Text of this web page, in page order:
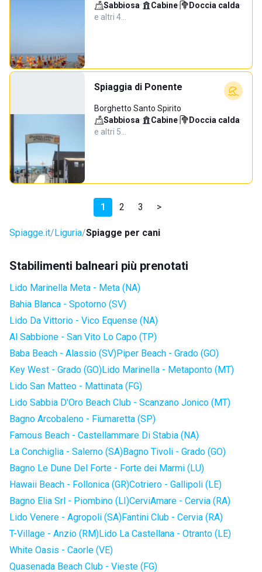
Sabbiosa· Cabine· Doccia calda·
e altri 4…
Spiaggia di Ponente
Borghetto Santo Spirito
Sabbiosa· Cabine· Doccia calda·
e altri 5…
1 2 3 >
Spiagge.it Liguria Spiagge per cani
Stabilimenti balneari più prenotati
Lido Marinella Meta - Meta (NA)
Bahia Blanca - Spotorno (SV)
Lido Da Vittorio - Vico Equense (NA)
Al Sabbione - San Vito Lo Capo (TP)
Baba Beach - Alassio (SV)Piper Beach - Grado (GO)
Key West - Grado (GO)Lido Marinella - Metaponto (MT)
Lido San Matteo - Mattinata (FG)
Lido Sabbia D'Oro Beach Club - Scanzano Jonico (MT)
Bagno Arcobaleno - Fiumaretta (SP)
Famous Beach - Castellammare Di Stabia (NA)
La Conchiglia - Salerno (SA)Bagno Tivoli - Grado (GO)
Bagno Le Dune Del Forte - Forte dei Marmi (LU)
Hawaii Beach - Follonica (GR)Cotriero - Gallipoli (LE)
Bagno Elia Srl - Piombino (LI)CerviAmare - Cervia (RA)
Lido Venere - Agropoli (SA)Fantini Club - Cervia (RA)
T-Village - Anzio (RM)Lido La Castellana - Otranto (LE)
White Oasis - Caorle (VE)
Quasenada Beach Club - Vieste (FG)